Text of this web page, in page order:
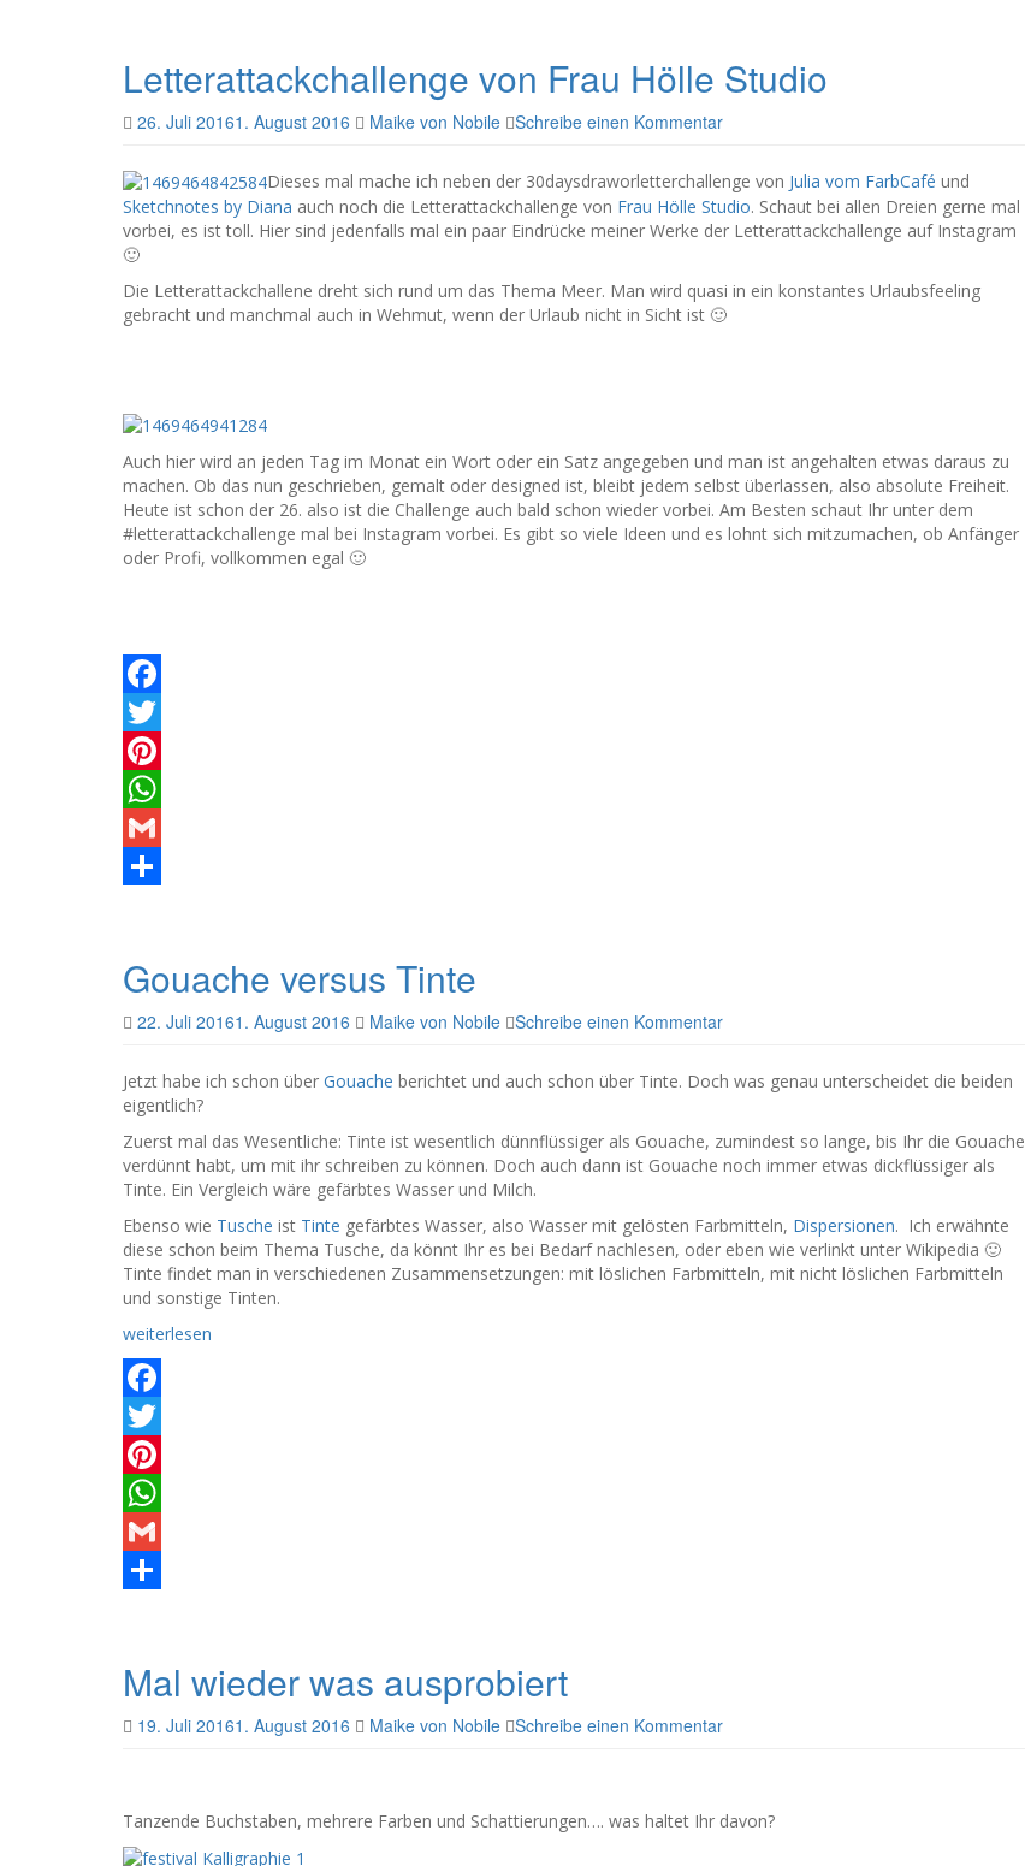
Letterattackchallenge von Frau Hölle Studio
26. Juli 20161. August 2016 Maike von Nobile Schreibe einen Kommentar
Dieses mal mache ich neben der 30daysdraworletterchallenge von Julia vom FarbCafé und
Sketchnotes by Diana auch noch die Letterattackchallenge von Frau Hölle Studio. Schaut bei allen Dreien gerne mal
vorbei, es ist toll. Hier sind jedenfalls mal ein paar Eindrücke meiner Werke der Letterattackchallenge auf Instagram
🙂
Die Letterattackchallene dreht sich rund um das Thema Meer. Man wird quasi in ein konstantes Urlaubsfeeling
gebracht und manchmal auch in Wehmut, wenn der Urlaub nicht in Sicht ist 🙂
Auch hier wird an jeden Tag im Monat ein Wort oder ein Satz angegeben und man ist angehalten etwas daraus zu
machen. Ob das nun geschrieben, gemalt oder designed ist, bleibt jedem selbst überlassen, also absolute Freiheit.
Heute ist schon der 26. also ist die Challenge auch bald schon wieder vorbei. Am Besten schaut Ihr unter dem
#letterattackchallenge mal bei Instagram vorbei. Es gibt so viele Ideen und es lohnt sich mitzumachen, ob Anfänger
oder Profi, vollkommen egal 🙂
Facebook
Twitter
Pinterest
WhatsApp
Gmail
Gouache versus Tinte
22. Juli 20161. August 2016 Maike von Nobile Schreibe einen Kommentar
Jetzt habe ich schon über Gouache berichtet und auch schon über Tinte. Doch was genau unterscheidet die beiden
eigentlich?
Zuerst mal das Wesentliche: Tinte ist wesentlich dünnflüssiger als Gouache, zumindest so lange, bis Ihr die Gouache
verdünnt habt, um mit ihr schreiben zu können. Doch auch dann ist Gouache noch immer etwas dickflüssiger als
Tinte. Ein Vergleich wäre gefärbtes Wasser und Milch.
Ebenso wie Tusche ist Tinte gefärbtes Wasser, also Wasser mit gelösten Farbmitteln, Dispersionen. Ich erwähnte
diese schon beim Thema Tusche, da könnt Ihr es bei Bedarf nachlesen, oder eben wie verlinkt unter Wikipedia 🙂
Tinte findet man in verschiedenen Zusammensetzungen: mit löslichen Farbmitteln, mit nicht löslichen Farbmitteln
und sonstige Tinten.
weiterlesen
Facebook
Twitter
Pinterest
WhatsApp
Gmail
Mal wieder was ausprobiert
19. Juli 20161. August 2016 Maike von Nobile Schreibe einen Kommentar
Tanzende Buchstaben, mehrere Farben und Schattierungen…. was haltet Ihr davon?